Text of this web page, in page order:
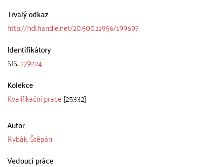
Trvalý odkaz
http://hdl.handle.net/20.500.11956/199697
Identifikátory
SIS:279224
Kolekce
Kvalifikační práce [25332]
Autor
Rybák, Štěpán
Vedoucí práce